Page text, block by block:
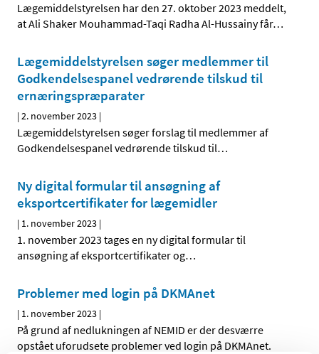
Lægemiddelstyrelsen har den 27. oktober 2023 meddelt,
at Ali Shaker Mouhammad-Taqi Radha Al-Hussainy får…
Lægemiddelstyrelsen søger medlemmer til
Godkendelsespanel vedrørende tilskud til
ernæringspræparater
|2. november 2023 |
Lægemiddelstyrelsen søger forslag til medlemmer af
Godkendelsespanel vedrørende tilskud til…
Ny digital formular til ansøgning af
eksportcertifikater for lægemidler
| 1. november 2023 |
1. november 2023 tages en ny digital formular til
ansøgning af eksportcertifikater og…
Problemer med login på DKMAnet
| 1. november 2023 |
På grund af nedlukningen af NEMID er der desværre
opstået uforudsete problemer ved login på DKMAnet.